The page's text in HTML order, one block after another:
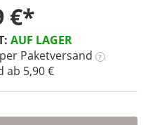
AUF LAGER
per Paketversand ?
ab 5,90 €
€